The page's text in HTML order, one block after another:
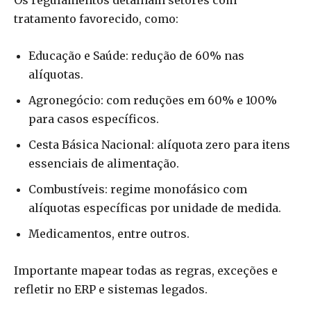
tratamento favorecido, como:
Educação e Saúde: redução de 60% nas
alíquotas.
Agronegócio: com reduções em 60% e 100%
para casos específicos.
Cesta Básica Nacional: alíquota zero para itens
essenciais de alimentação.
Combustíveis: regime monofásico com
alíquotas específicas por unidade de medida.
Medicamentos, entre outros.
Importante mapear todas as regras, exceções e
refletir no ERP e sistemas legados.